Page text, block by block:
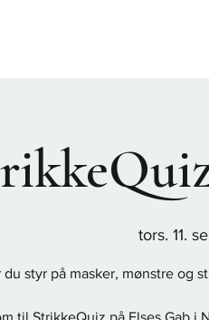
tors. 11.
du styr på masker, mønstre og
til StrikkeQuiz på Elses Gab i